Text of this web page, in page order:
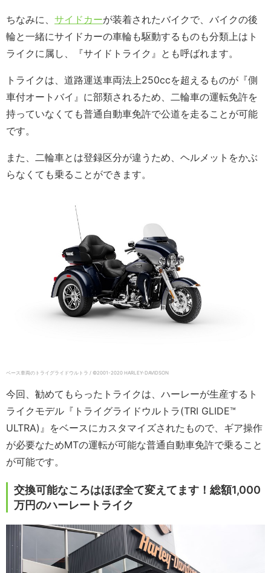
ちなみに、 サイドカーが装着されたバイクで、バイクの後
輪と一緒にサイドカーの車輪も駆動するものも分類上はト
ライクに属し、『サイドトライク』とも呼ばれます。
トライクは、道路運送車両法上250ccを超えるものが『側
車付オートバイ』に部類されるため、二輪車の運転免許を
持っていなくても普通自動車免許で公道を走ることが可能
です。
また、二輪車とは登録区分が違うため、ヘルメットをかぶ
らなくても乗ることができます。
ベース車両のトライグライドウルトラ / ©2001-2020 HARLEY-DAVIDSON
今回、勧めてもらったトライクは、ハーレーが生産するト
ライクモデル『トライグライドウルトラ(TRI GLIDE™
ULTRA)』をベースにカスタマイズされたもので、ギア操作
が必要なためMTの運転が可能な普通自動車免許で乗ること
が可能です。
交換可能なころはほぼ全て変えてます！総額1,000
万円のハーレートライク